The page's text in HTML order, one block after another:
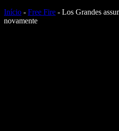
Início - Free Fire - Los Grandes
novamente